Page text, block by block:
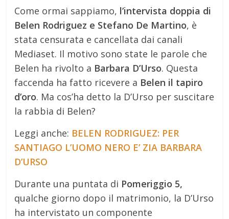
Come ormai sappiamo, l’intervista doppia di
Belen Rodriguez e Stefano De Martino, è
stata censurata e cancellata dai canali
Mediaset. Il motivo sono state le parole che
Belen ha rivolto a Barbara D’Urso. Questa
faccenda ha fatto ricevere a Belen il tapiro
d’oro. Ma cos’ha detto la D’Urso per suscitare
la rabbia di Belen?
Leggi anche: BELEN RODRIGUEZ: PER
SANTIAGO L’UOMO NERO E’ ZIA BARBARA
D’URSO
Durante una puntata di Pomeriggio 5,
qualche giorno dopo il matrimonio, la D’Urso
ha intervistato un componente